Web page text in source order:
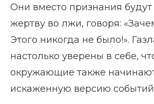
Они вместо признания будут
жертву во лжи, говоря:
Этого никогда не было!».
настолько уверены в себе,
окружающие также
искаженную версию